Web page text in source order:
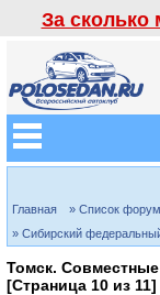
За
Главная » Список
» Сибирский
Томск. Совместные
[Страница 10 из 11]